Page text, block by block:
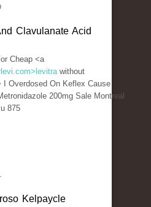
Clavulanate Acid
Cheap <a
without
I Overdosed On Keflex Cause
200mg Sale Montreal
875
Kelpaycle